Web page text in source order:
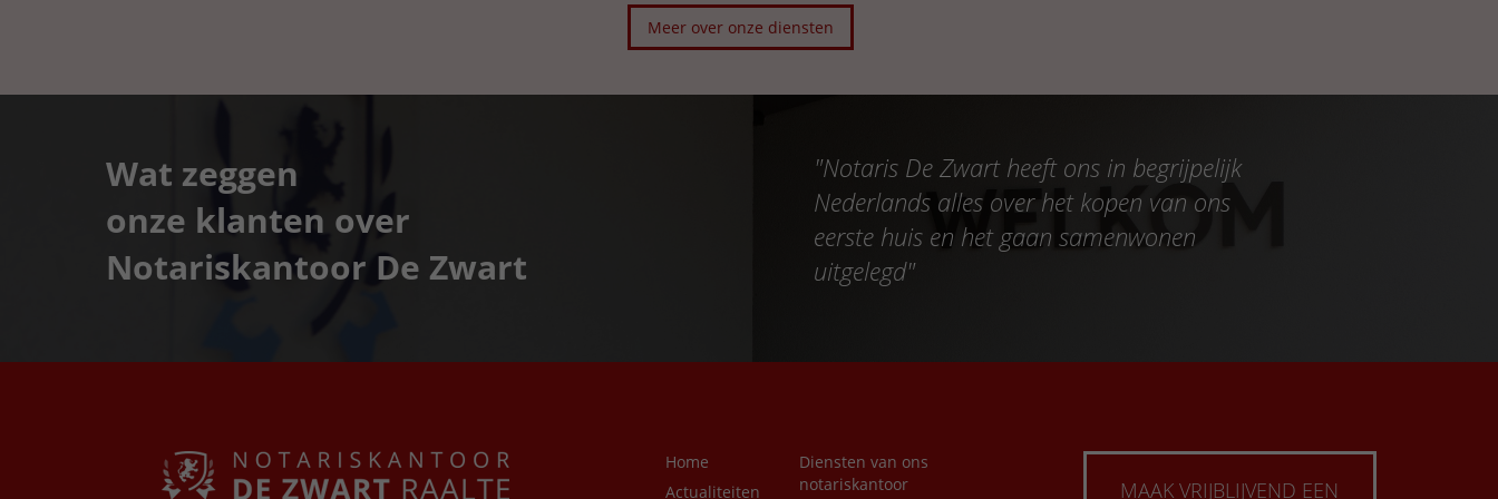
Meer over onze diensten
Wat zeggen
onze klanten over
Notariskantoor De Zwart
"Notaris De Zwart heeft ons in begrijpelijk
Nederlands alles over het kopen van ons
eerste huis en het gaan samenwonen
uitgelegd"
Home
Actualiteiten
Diensten van ons
notariskantoor
MAAK VRIJBLIJVEND EEN